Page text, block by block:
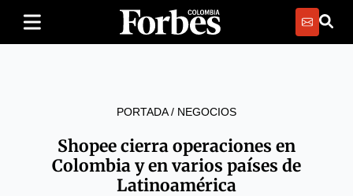
PORTADA/ NEGOCIOS
Shopee cierra operaciones en
Colombia y en varios países de
Latinoamérica